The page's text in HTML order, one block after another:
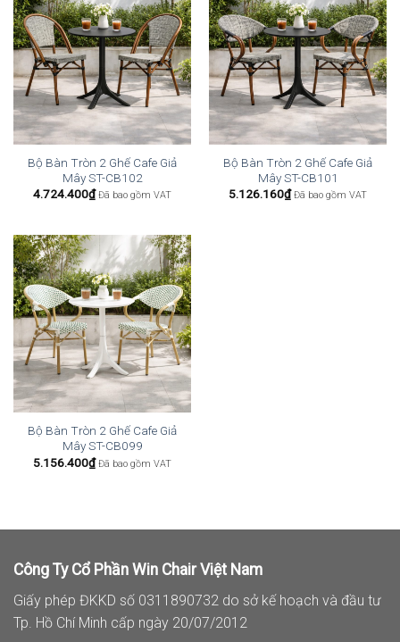
Bộ Bàn Tròn 2 Ghế Cafe Giả
Mây ST-CB102
4.724.400₫ Đã bao gồm VAT
Bộ Bàn Tròn 2 Ghế Cafe Giả
Mây ST-CB101
5.126.160₫ Đã bao gồm VAT
Bộ Bàn Tròn 2 Ghế Cafe Giả
Mây ST-CB099
5.156.400₫ Đã bao gồm VAT
Công Ty Cổ Phần Win Chair Việt Nam
Giấy phép ĐKKD số 0311890732 do sở kế hoạch và đầu tư
Tp. Hồ Chí Minh cấp ngày 20/07/2012